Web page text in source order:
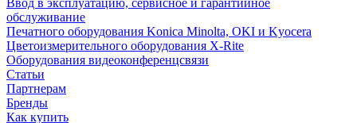
Ввод в эксплуатацию, сервисное и гарантийное
обслуживание
Печатного оборудования Konica Minolta, OKI и Kyocera
Цветоизмерительного оборудования X-Rite
Оборудования видеоконференцсвязи
Статьи
Партнерам
Бренды
Как купить